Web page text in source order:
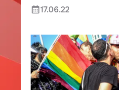
17.06.22